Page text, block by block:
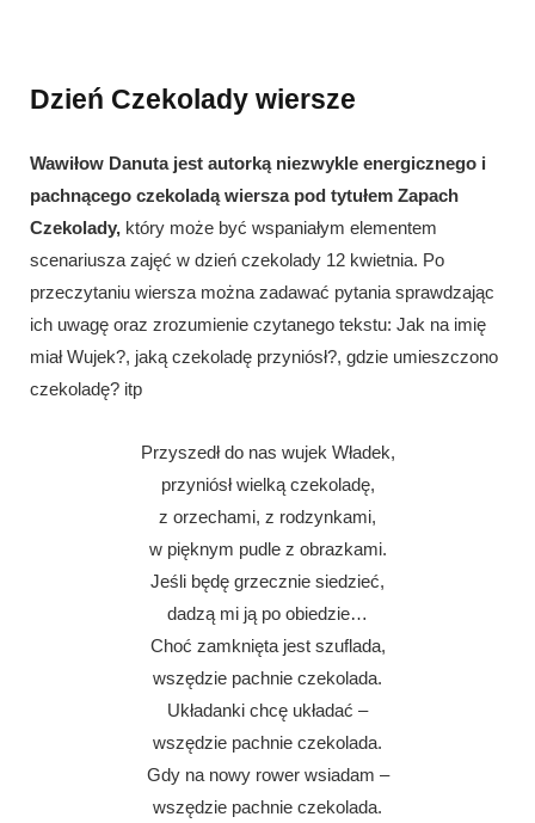
Dzień Czekolady wiersze
Wawiłow Danuta jest autorką niezwykle energicznego i
pachnącego czekoladą wiersza pod tytułem Zapach
Czekolady, który może być wspaniałym elementem
scenariusza zajęć w dzień czekolady 12 kwietnia. Po
przeczytaniu wiersza można zadawać pytania sprawdzając
ich uwagę oraz zrozumienie czytanego tekstu: Jak na imię
miał Wujek?, jaką czekoladę przyniósł?, gdzie umieszczono
czekoladę? itp
Przyszedł do nas wujek Władek,
przyniósł wielką czekoladę,
z orzechami, z rodzynkami,
w pięknym pudle z obrazkami.
Jeśli będę grzecznie siedzieć,
dadzą mi ją po obiedzie…
Choć zamknięta jest szuflada,
wszędzie pachnie czekolada.
Układanki chcę układać –
wszędzie pachnie czekolada.
Gdy na nowy rower wsiadam –
wszędzie pachnie czekolada.